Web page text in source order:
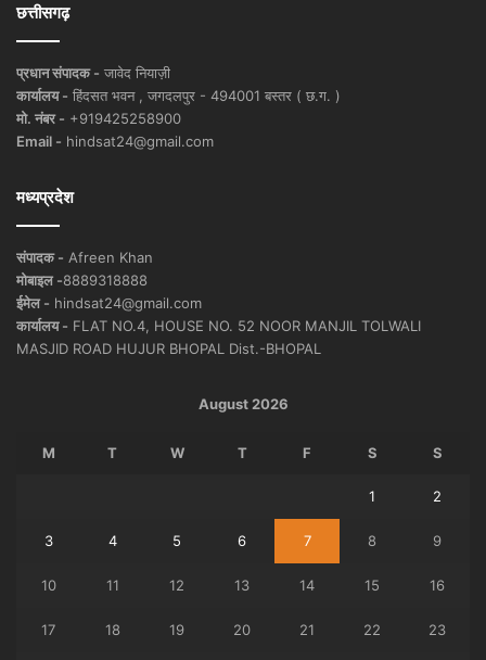
छत्तीसगढ़
प्रधान संपादक - जावेद नियाज़ी
कार्यालय - हिंदसत भवन , जगदलपुर - 494001 बस्तर ( छ.ग. )
मो. नंबर - +919425258900
Email - hindsat24@gmail.com
मध्यप्रदेश
संपादक - Afreen Khan
मोबाइल -8889318888
ईमेल - hindsat24@gmail.com
कार्यालय - FLAT NO.4, HOUSE NO. 52 NOOR MANJIL TOLWALI
MASJID ROAD HUJUR BHOPAL Dist.-BHOPAL
August 2026
M T W T F S S
1 2
3 4 5 6 7 8 9
10 11 12 13 14 15 16
17 18 19 20 21 22 23